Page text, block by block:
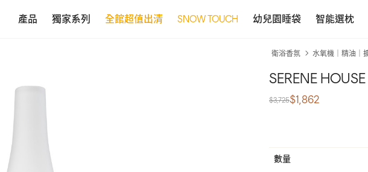
產品 獨家系列 全館超值出清 SNOW TOUCH 幼兒園睡袋 智能選枕
衛浴香氛 水氧機｜精油｜
SERENE
$3,725$1,862
數量